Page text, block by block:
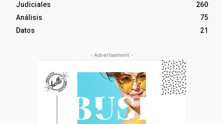
Judiciales
260
Análisis
75
Datos
21
- Advertisement -